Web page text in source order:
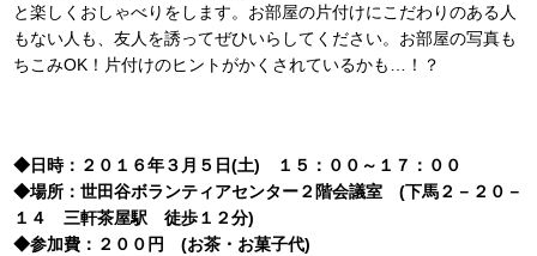
と楽しくおしゃべりをします。お部屋の片付けにこだわりのある人
もない人も、友人を誘ってぜひいらしてください。お部屋の写真も
ちこみOK！片付けのヒントがかくされているかも…！？
◆日時：２０１６年３月５日(土) １５：００～１７：００
◆場所：世田谷ボランティアセンター２階会議室 (下馬２－２０－
１４ 三軒茶屋駅 徒歩１２分)
◆参加費：２００円 (お茶・お菓子代)